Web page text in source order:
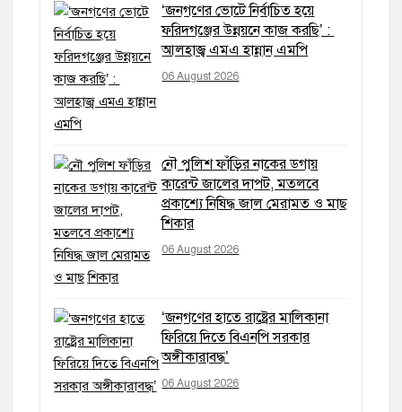
‘জনগণের ভোটে নির্বাচিত হয়ে
ফরিদগঞ্জের উন্নয়নে কাজ করছি’ :
আলহাজ্ব এমএ হান্নান এমপি
06 August 2026
নৌ পুলিশ ফাঁড়ির নাকের ডগায়
কারেন্ট জালের দাপট, মতলবে
প্রকাশ্যে নিষিদ্ধ জাল মেরামত ও মাছ
শিকার
06 August 2026
‘জনগণের হাতে রাষ্ট্রের মালিকানা
ফিরিয়ে দিতে বিএনপি সরকার
অঙ্গীকারাবদ্ধ’
06 August 2026